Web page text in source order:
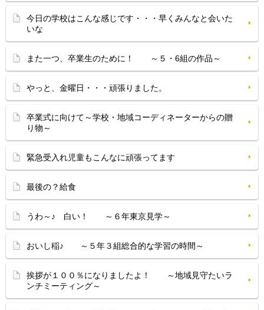
今日の学校はこんな感じです・・・早くみんなと会いた
いな
また一つ、卒業生のために！ ～５・6組の作品～
やっと、金曜日・・・頑張りました。
卒業式に向けて～学校・地域コーディネーターからの贈
り物～
緊急受入れ児童もこんなに頑張ってます
最後の？給食
うわ～♪ 白い！ ～６年東京見学～
おいし稲♪ ～５年３組総合的な学習の時間～
挨拶が１００％になりましたよ！ ～地域見守たいラ
ンチミーティング～